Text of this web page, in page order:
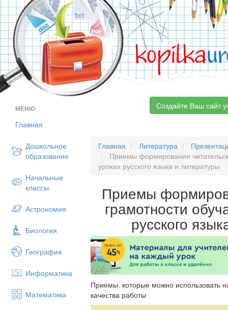
kopilka
МЕНЮ
Главная
Дошкольное
образование
Начальные
классы
Астрономия
Биология
География
Информатика
Математика
Создайте Ваш сайт
Главная Литература
Приемы формирования
уроках русского языка и литературы
Приемы
грамотности
русского
Приемы. которые можно использовать
качества работы